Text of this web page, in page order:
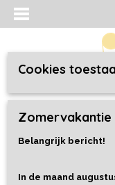
Cookies
Zomervakantie
Belangrijk bericht!
In de maand